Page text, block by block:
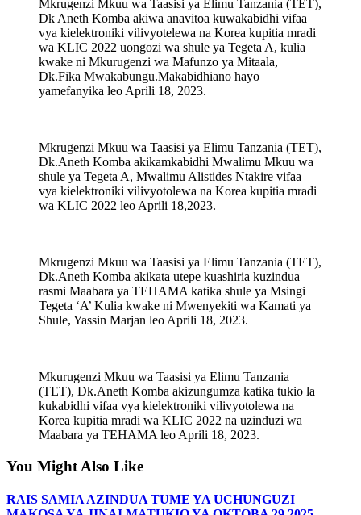
Mkrugenzi Mkuu wa Taasisi ya Elimu Tanzania (TET),
Dk Aneth Komba akiwa anavitoa kuwakabidhi vifaa
vya kielektroniki vilivyotelewa na Korea kupitia mradi
wa KLIC 2022 uongozi wa shule ya Tegeta A, kulia
kwake ni Mkurugenzi wa Mafunzo ya Mitaala,
Dk.Fika Mwakabungu.Makabidhiano hayo
yamefanyika leo Aprili 18, 2023.
Mkrugenzi Mkuu wa Taasisi ya Elimu Tanzania (TET),
Dk.Aneth Komba akikamkabidhi Mwalimu Mkuu wa
shule ya Tegeta A, Mwalimu Alistides Ntakire vifaa
vya kielektroniki vilivyotolewa na Korea kupitia mradi
wa KLIC 2022 leo Aprili 18,2023.
Mkrugenzi Mkuu wa Taasisi ya Elimu Tanzania (TET),
Dk.Aneth Komba akikata utepe kuashiria kuzindua
rasmi Maabara ya TEHAMA katika shule ya Msingi
Tegeta ‘A’ Kulia kwake ni Mwenyekiti wa Kamati ya
Shule, Yassin Marjan leo Aprili 18, 2023.
Mkurugenzi Mkuu wa Taasisi ya Elimu Tanzania
(TET), Dk.Aneth Komba akizungumza katika tukio la
kukabidhi vifaa vya kielektroniki vilivyotolewa na
Korea kupitia mradi wa KLIC 2022 na uzinduzi wa
Maabara ya TEHAMA leo Aprili 18, 2023.
You Might Also Like
RAIS SAMIA AZINDUA TUME YA UCHUNGUZI